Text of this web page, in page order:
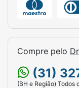
Compre pelo
(31)
(BH e Região) Todos